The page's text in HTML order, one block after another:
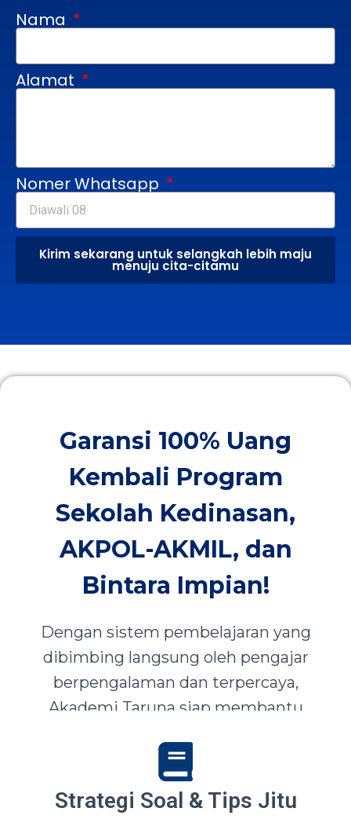
Nama
Alamat
Nomer Whatsapp
Kirim sekarang untuk selangkah lebih maju
menuju cita-citamu
Garansi 100% Uang
Kembali Program
Sekolah Kedinasan,
AKPOL-AKMIL, dan
Bintara Impian!
Dengan sistem pembelajaran yang
dibimbing langsung oleh pengajar
berpengalaman dan terpercaya,
Akademi Taruna siap membantu
mewujudkan impian menjadi Taruna,
Abdi Negara, serta prajurit terbaik
bangsa.
Strategi Soal & Tips Jitu